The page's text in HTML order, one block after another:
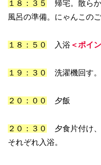
１８：３５
帰宅。散ら
風呂の準備。にゃんこの
１８：５０ 入浴 ＜ポイ
１９：３０ 洗濯機回す。
２０：００ 夕飯
２０：３０
夕食片付け、
それぞれ入浴。